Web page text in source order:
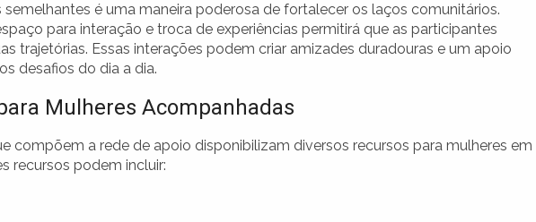
é uma maneira poderosa de fortalecer os laços comunitários.
para interação e troca de experiências permitirá que as participantes
trajetórias. Essas interações podem criar amizades duradouras e um apoio
desafios do dia a dia.
Mulheres Acompanhadas
compõem a rede de apoio disponibilizam diversos recursos para mulheres em
recursos podem incluir: